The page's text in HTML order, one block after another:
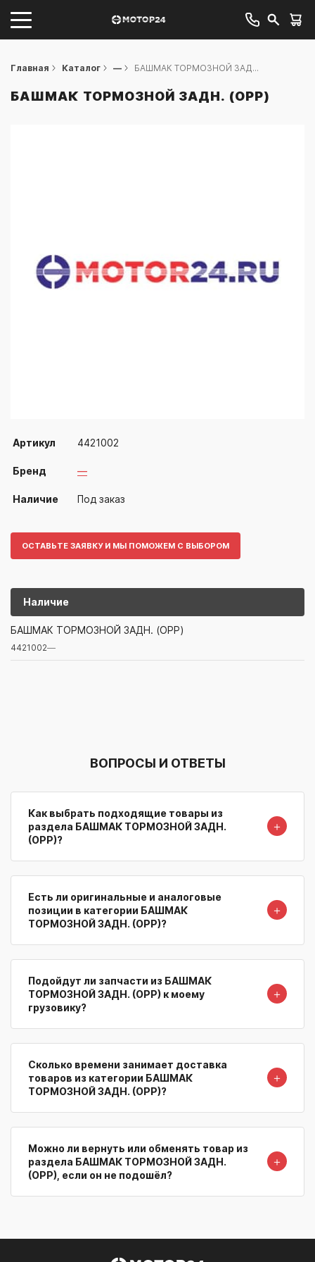
Главная Каталог — БАШМАК ТОРМОЗНОЙ ЗАД...
БАШМАК ТОРМОЗНОЙ ЗАДН. (OPP)
Артикул 4421002
Бренд —
Наличие Под заказ
ОСТАВЬТЕ ЗАЯВКУ И МЫ ПОМОЖЕМ С ВЫБОРОМ
Наличие
Артикул/Бренд
4421002—
БАШМАК ТОРМОЗНОЙ ЗАДН. (OPP)
4421002—
ВОПРОСЫ И ОТВЕТЫ
Как выбрать подходящие товары из
раздела БАШМАК ТОРМОЗНОЙ ЗАДН.
(OPP)?
＋
Есть ли оригинальные и аналоговые
позиции в категории БАШМАК
ТОРМОЗНОЙ ЗАДН. (OPP)?
＋
Подойдут ли запчасти из БАШМАК
ТОРМОЗНОЙ ЗАДН. (OPP) к моему
грузовику?
＋
Сколько времени занимает доставка
товаров из категории БАШМАК
ТОРМОЗНОЙ ЗАДН. (OPP)?
＋
Можно ли вернуть или обменять товар из
раздела БАШМАК ТОРМОЗНОЙ ЗАДН.
(OPP), если он не подошёл?
＋